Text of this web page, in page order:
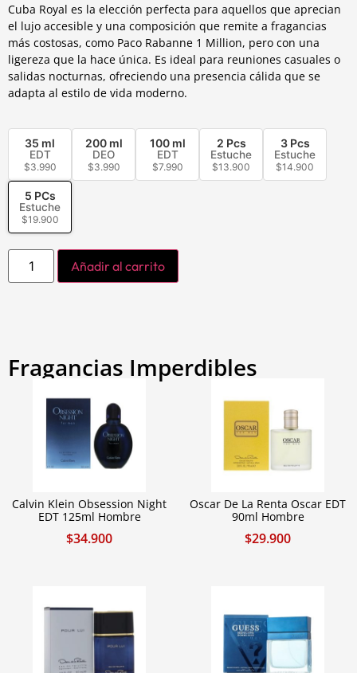
Cuba Royal es la elección perfecta para aquellos que aprecian
el lujo accesible y una composición que remite a fragancias
más costosas, como Paco Rabanne 1 Million, pero con una
ligereza que la hace única. Es ideal para reuniones casuales o
salidas nocturnas, ofreciendo una presencia cálida que se
adapta al estilo de vida moderno.
35 ml
EDT
$3.990
200 ml
DEO
$3.990
100 ml
EDT
$7.990
2 Pcs
Estuche
$13.900
3 Pcs
Estuche
$14.900
5 PCs
Estuche
$19.900
Añadir al carrito
Fragancias Imperdibles
Calvin Klein Obsession Night
EDT 125ml Hombre
$34.900
Oscar De La Renta Oscar EDT
90ml Hombre
$29.900